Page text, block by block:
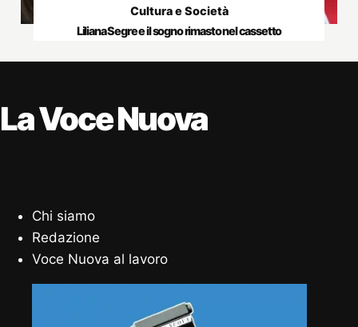
Cultura e Società
Liliana Segre e il sogno rimasto nel cassetto
La Voce Nuova
Chi siamo
Redazione
Voce Nuova al lavoro